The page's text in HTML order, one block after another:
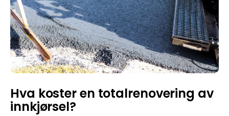
Hva koster en totalrenovering av
innkjørsel?